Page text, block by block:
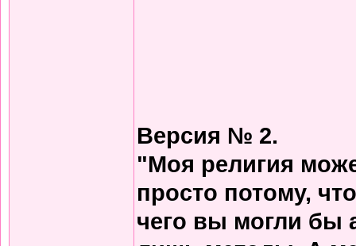
Версия № 2.
"Моя религия
просто потому,
чего вы могли бы